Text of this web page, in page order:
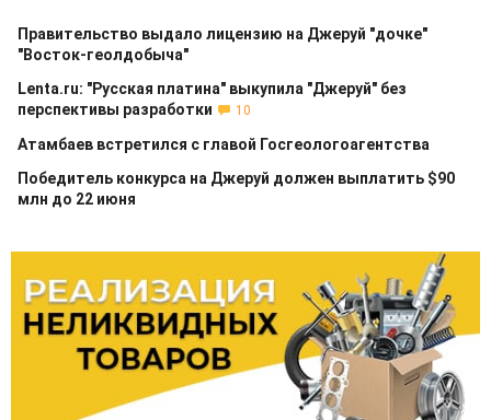
Правительство выдало лицензию на Джеруй "дочке"
"Восток-геолдобыча"
Lenta.ru: "Русская платина" выкупила "Джеруй" без
перспективы разработки
10
Атамбаев встретился с главой Госгеологоагентства
Победитель конкурса на Джеруй должен выплатить $90
млн до 22 июня